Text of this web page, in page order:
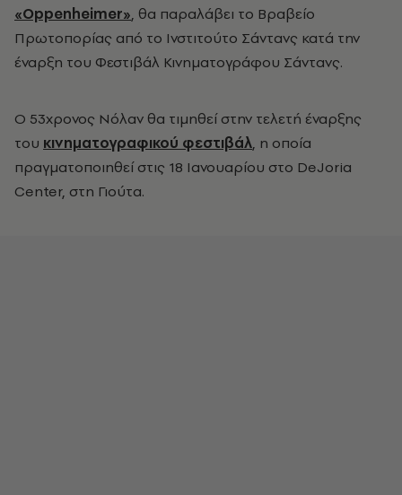
«Oppenheimer», θα παραλάβει το Βραβείο
Πρωτοπορίας από το Ινστιτούτο Σάντανς κατά την
έναρξη του Φεστιβάλ Κινηματογράφου Σάντανς.
Ο 53χρονος Νόλαν θα τιμηθεί στην τελετή έναρξης
του κινηματογραφικού φεστιβάλ, η οποία
πραγματοποιηθεί στις 18 Ιανουαρίου στο DeJoria
Center, στη Γιούτα.